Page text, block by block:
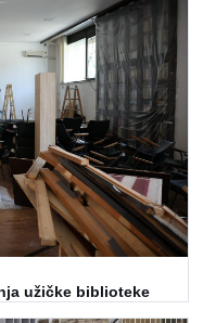
užičke biblioteke